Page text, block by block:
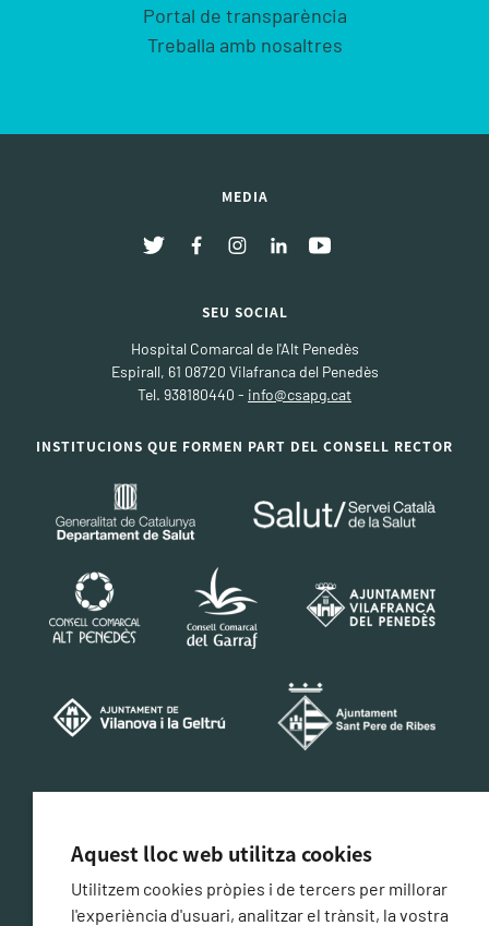
Portal de transparència
Treballa amb nosaltres
MEDIA
SEU SOCIAL
Hospital Comarcal de l'Alt Penedès
Espirall, 61 08720 Vilafranca del Penedès
Tel. 938180440 - info@csapg.cat
INSTITUCIONS QUE FORMEN PART DEL CONSELL RECTOR
Aquest lloc web utilitza cookies
Utilitzem cookies pròpies i de tercers per millorar
l'experiència d'usuari, analitzar el trànsit, la vostra